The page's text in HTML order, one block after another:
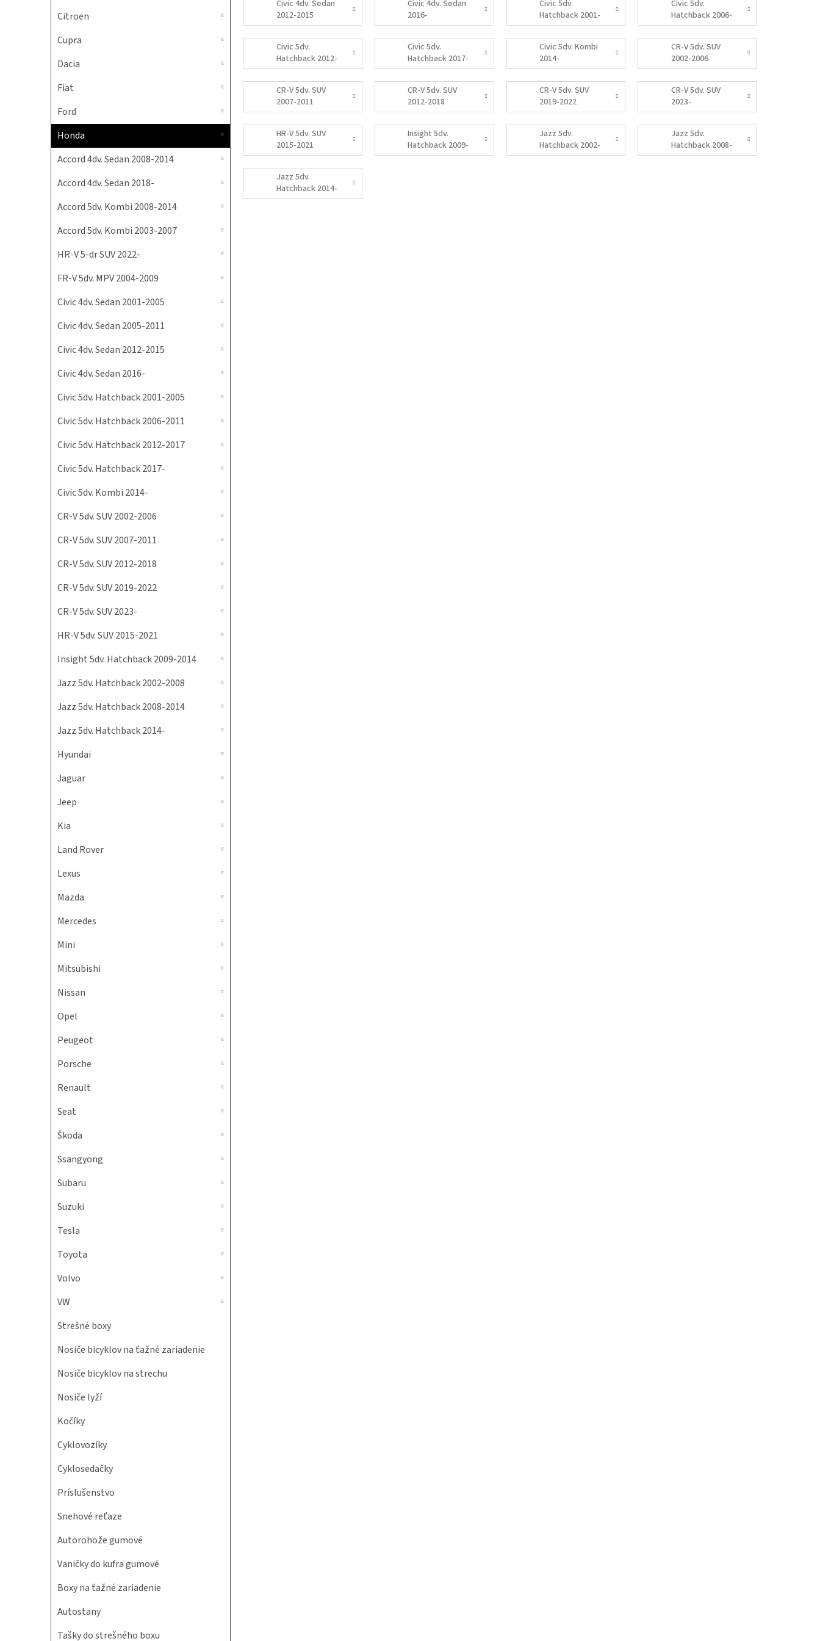
Citroen
Cupra
Dacia
Fiat
Ford
Honda
Accord 4dv. Sedan 2008-2014
Accord 4dv. Sedan 2018-
Accord 5dv. Kombi 2008-2014
Accord 5dv. Kombi 2003-2007
HR-V 5-dr SUV 2022-
FR-V 5dv. MPV 2004-2009
Civic 4dv. Sedan 2001-2005
Civic 4dv. Sedan 2005-2011
Civic 4dv. Sedan 2012-2015
Civic 4dv. Sedan 2016-
Civic 5dv. Hatchback 2001-2005
Civic 5dv. Hatchback 2006-2011
Civic 5dv. Hatchback 2012-2017
Civic 5dv. Hatchback 2017-
Civic 5dv. Kombi 2014-
CR-V 5dv. SUV 2002-2006
CR-V 5dv. SUV 2007-2011
CR-V 5dv. SUV 2012-2018
CR-V 5dv. SUV 2019-2022
CR-V 5dv. SUV 2023-
HR-V 5dv. SUV 2015-2021
Insight 5dv. Hatchback 2009-2014
Jazz 5dv. Hatchback 2002-2008
Jazz 5dv. Hatchback 2008-2014
Jazz 5dv. Hatchback 2014-
Hyundai
Jaguar
Jeep
Kia
Land Rover
Lexus
Mazda
Mercedes
Mini
Mitsubishi
Nissan
Opel
Peugeot
Porsche
Renault
Seat
Škoda
Ssangyong
Subaru
Suzuki
Tesla
Toyota
Volvo
VW
Strešné boxy
Nosiče bicyklov na ťažné zariadenie
Nosiče bicyklov na strechu
Nosiče lyží
Kočíky
Cyklovozíky
Cyklosedačky
Príslušenstvo
Snehové reťaze
Autorohože gumové
Vaničky do kufra gumové
Boxy na ťažné zariadenie
Autostany
Tašky do strešného boxu
Civic 4dv. Sedan
2012-2015
Civic 4dv. Sedan
2016-
Civic 5dv.
Hatchback 2001-
2005
Civic 5dv.
Hatchback 2006-
2011
Civic 5dv.
Hatchback 2012-
2017
Civic 5dv.
Hatchback 2017-
Civic 5dv. Kombi
2014-
CR-V 5dv. SUV
2002-2006
CR-V 5dv. SUV
2007-2011
CR-V 5dv. SUV
2012-2018
CR-V 5dv. SUV
2019-2022
CR-V 5dv. SUV
2023-
HR-V 5dv. SUV
2015-2021
Insight 5dv.
Hatchback 2009-
2014
Jazz 5dv.
Hatchback 2002-
2008
Jazz 5dv.
Hatchback 2008-
2014
Jazz 5dv.
Hatchback 2014-